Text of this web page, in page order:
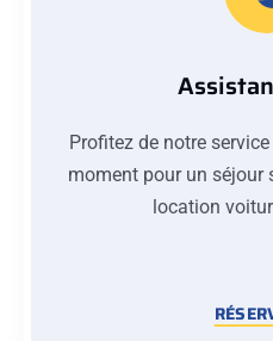
Profitez de notre
moment pour un séjour
location